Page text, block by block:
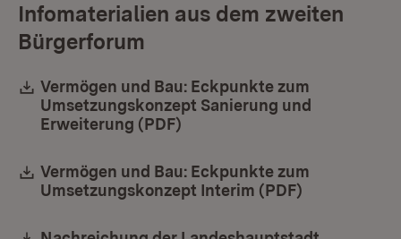
Infomaterialien aus dem zweiten
Bürgerforum
Download:
Vermögen und Bau: Eckpunkte zum
Umsetzungskonzept Sanierung und
Erweiterung (PDF)
Download:
Vermögen und Bau: Eckpunkte zum
Umsetzungskonzept Interim (PDF)